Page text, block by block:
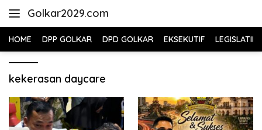
Golkar2029.com
HOME DPP GOLKAR DPD GOLKAR EKSEKUTIF LEGISLATIF
kekerasan daycare